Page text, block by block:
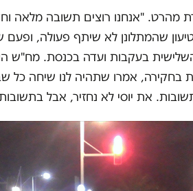
מהרט. "אנחנו רוצים תשובה מלאה
שהמתלונן לא שיתף פעולה, ופעם
בעקבות ועדה בכנסת. מח"ש
בחקירה, אמרו שתהיה לנו שיחה כל
את יוסי לא נחזיר, אבל